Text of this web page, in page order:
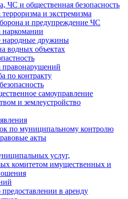
ЧС и общественная безопасность
и экстремизма
и предупреждение ЧС
народные дружины
водных объектах
по контракту
самоуправление
и землеустройство
по муниципальному контролю
акты
услуг,
комитетом имущественных и
в аренду